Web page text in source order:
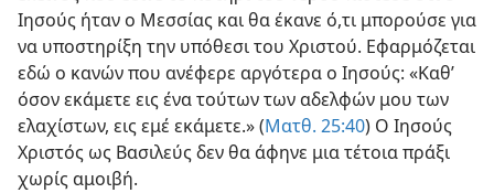
Ιησούς ήταν ο Μεσσίας και θα έκανε ό,τι μπορούσε για
να υποστηρίξη την υπόθεσι του Χριστού. Εφαρμόζεται
εδώ ο κανών που ανέφερε αργότερα ο Ιησούς: «Καθ’
όσον εκάμετε εις ένα τούτων των αδελφών μου των
ελαχίστων, εις εμέ εκάμετε.» (Ματθ. 25:40) Ο Ιησούς
Χριστός ως Βασιλεύς δεν θα άφηνε μια τέτοια πράξι
χωρίς αμοιβή.